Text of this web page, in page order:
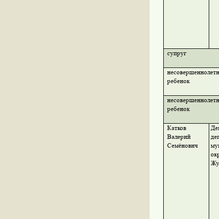
супруг
ребенок
ребенок
Катков
Валерий
Семёнович